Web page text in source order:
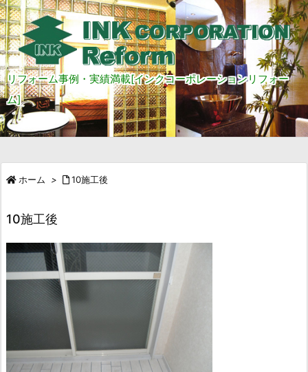
リフォーム事例・実績満載[インクコーポレーションリフォー
ム]
ホーム > 10施工後
10施工後